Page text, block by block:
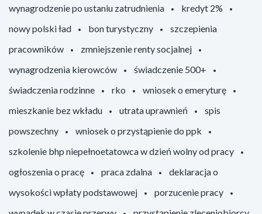
wynagrodzenie po ustaniu zatrudnienia
kredyt 2%
nowy polski ład
bon turystyczny
szczepienia
pracowników
zmniejszenie renty socjalnej
wynagrodzenia kierowców
świadczenie 500+
świadczenia rodzinne
rko
wniosek o emeryturę
mieszkanie bez wkładu
utrata uprawnień
spis
powszechny
wniosek o przystąpienie do ppk
szkolenie bhp niepełnoetatowca w dzień wolny od pracy
ogłoszenia o pracę
praca zdalna
deklaracja o
wysokości wpłaty podstawowej
porzucenie pracy